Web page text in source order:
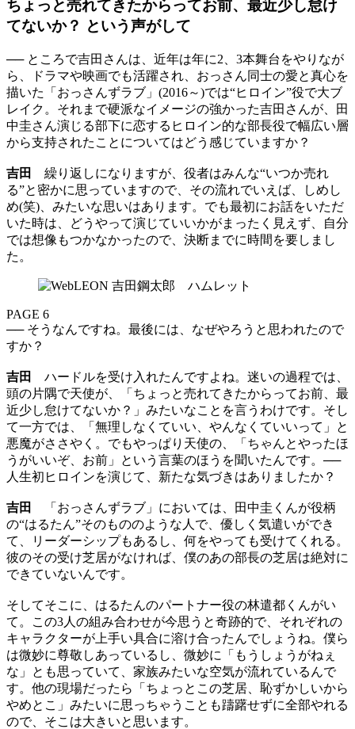
ちょっと売れてきたからってお前、最近少し怠け
てないか？ という声がして
── ところで吉田さんは、近年は年に2、3本舞台をやりなが
ら、ドラマや映画でも活躍され、おっさん同士の愛と真心を
描いた「おっさんずラブ」(2016～)では“ヒロイン”役で大ブ
レイク。それまで硬派なイメージの強かった吉田さんが、田
中圭さん演じる部下に恋するヒロイン的な部長役で幅広い層
から支持されたことについてはどう感じていますか？
吉田
繰り返しになりますが、役者はみんな“いつか売れ
る”と密かに思っていますので、その流れでいえば、しめし
め(笑)、みたいな思いはあります。でも最初にお話をいただ
いた時は、どうやって演じていいかがまったく見えず、自分
では想像もつかなかったので、決断までに時間を要しまし
た。
PAGE 6
── そうなんですね。最後には、なぜやろうと思われたので
すか？
吉田
ハードルを受け入れたんですよね。迷いの過程では、
頭の片隅で天使が、「ちょっと売れてきたからってお前、最
近少し怠けてないか？」みたいなことを言うわけです。そし
て一方では、「無理しなくていい、やんなくていいって」と
悪魔がささやく。でもやっぱり天使の、「ちゃんとやったほ
うがいいぞ、お前」という言葉のほうを聞いたんです。──
人生初ヒロインを演じて、新たな気づきはありましたか？
吉田
「おっさんずラブ」においては、田中圭くんが役柄
の“はるたん”そのもののような人で、優しく気遣いができ
て、リーダーシップもあるし、何をやっても受けてくれる。
彼のその受け芝居がなければ、僕のあの部長の芝居は絶対に
できていないんです。
そしてそこに、はるたんのパートナー役の林遣都くんがい
て。この3人の組み合わせが今思うと奇跡的で、それぞれの
キャラクターが上手い具合に溶け合ったんでしょうね。僕ら
は微妙に尊敬しあっているし、微妙に「もうしょうがねぇ
な」とも思っていて、家族みたいな空気が流れているんで
す。他の現場だったら「ちょっとこの芝居、恥ずかしいから
やめとこ」みたいに思っちゃうことも躊躇せずに全部やれる
ので、そこは大きいと思います。